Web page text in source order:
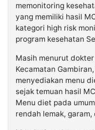
memonitoring
yang memiliki hasil
kategori high risk
program kesehatan
Masih menurut
Kecamatan
menyediakan menu
sejak temuan hasil
Menu diet pada
rendah lemak, garam,